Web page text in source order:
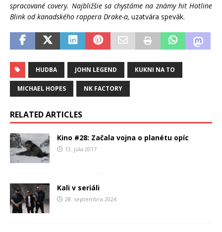
spracované covery. Najbližšie sa chystáme na známy hit Hotline
Blink od kanadského rappera Drake-a, uzatvára spevák.
HUDBA JOHN LEGEND KUKNI NA TO
MICHAEL HOPES NK FACTORY
RELATED ARTICLES
Kino #28: Začala vojna o planétu opíc
13. júla 2017
Kali v seriáli
28. septembra 2024